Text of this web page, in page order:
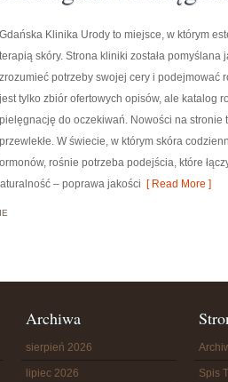
Gdańska Klinika Urody to miejsce, w którym
terapią skóry. Strona kliniki została
zrozumieć potrzeby swojej cery i podejmować
jest tylko zbiór ofertowych opisów, ale katalog
pielęgnację do oczekiwań. Nowości na
przewlekłe. W świecie, w którym skóra
rośnie potrzeba podejścia, które
– poprawa jakości [ Read More ]
Archiwa
sierpień 2026
lipiec 2026 Spis